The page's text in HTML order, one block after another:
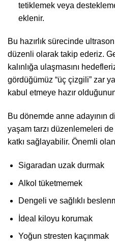
tetiklemek veya
eklenir.
Bu hazırlık sürecinde ultrason
düzenli olarak takip ederiz.
kalınlığa ulaşmasını
gördüğümüz “üç çizgili” zar
kabul etmeye hazır
Bu dönemde anne adayının
yaşam tarzı düzenlemeleri
katkı sağlayabilir. Önemli
Sigaradan uzak durmak
Alkol tüketmemek
Dengeli ve sağlıklı
İdeal kiloyu korumak
Yoğun stresten kaçınmak